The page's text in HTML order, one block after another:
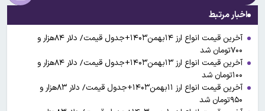
اخبار مرتبط
آخرین قیمت انواع ارز ۱۴بهمن۱۴۰۳+جدول قیمت/ دلار ۸۴هزار و
۷۰۰تومان شد
آخرین قیمت انواع ارز ۱۳بهمن۱۴۰۳+جدول قیمت/ دلار ۸۴هزار و
۱۰۰تومان شد
آخرین قیمت انواع ارز ۱۱بهمن۱۴۰۳+جدول قیمت/ دلار ۸۳هزار و
۹۵۰تومان شد